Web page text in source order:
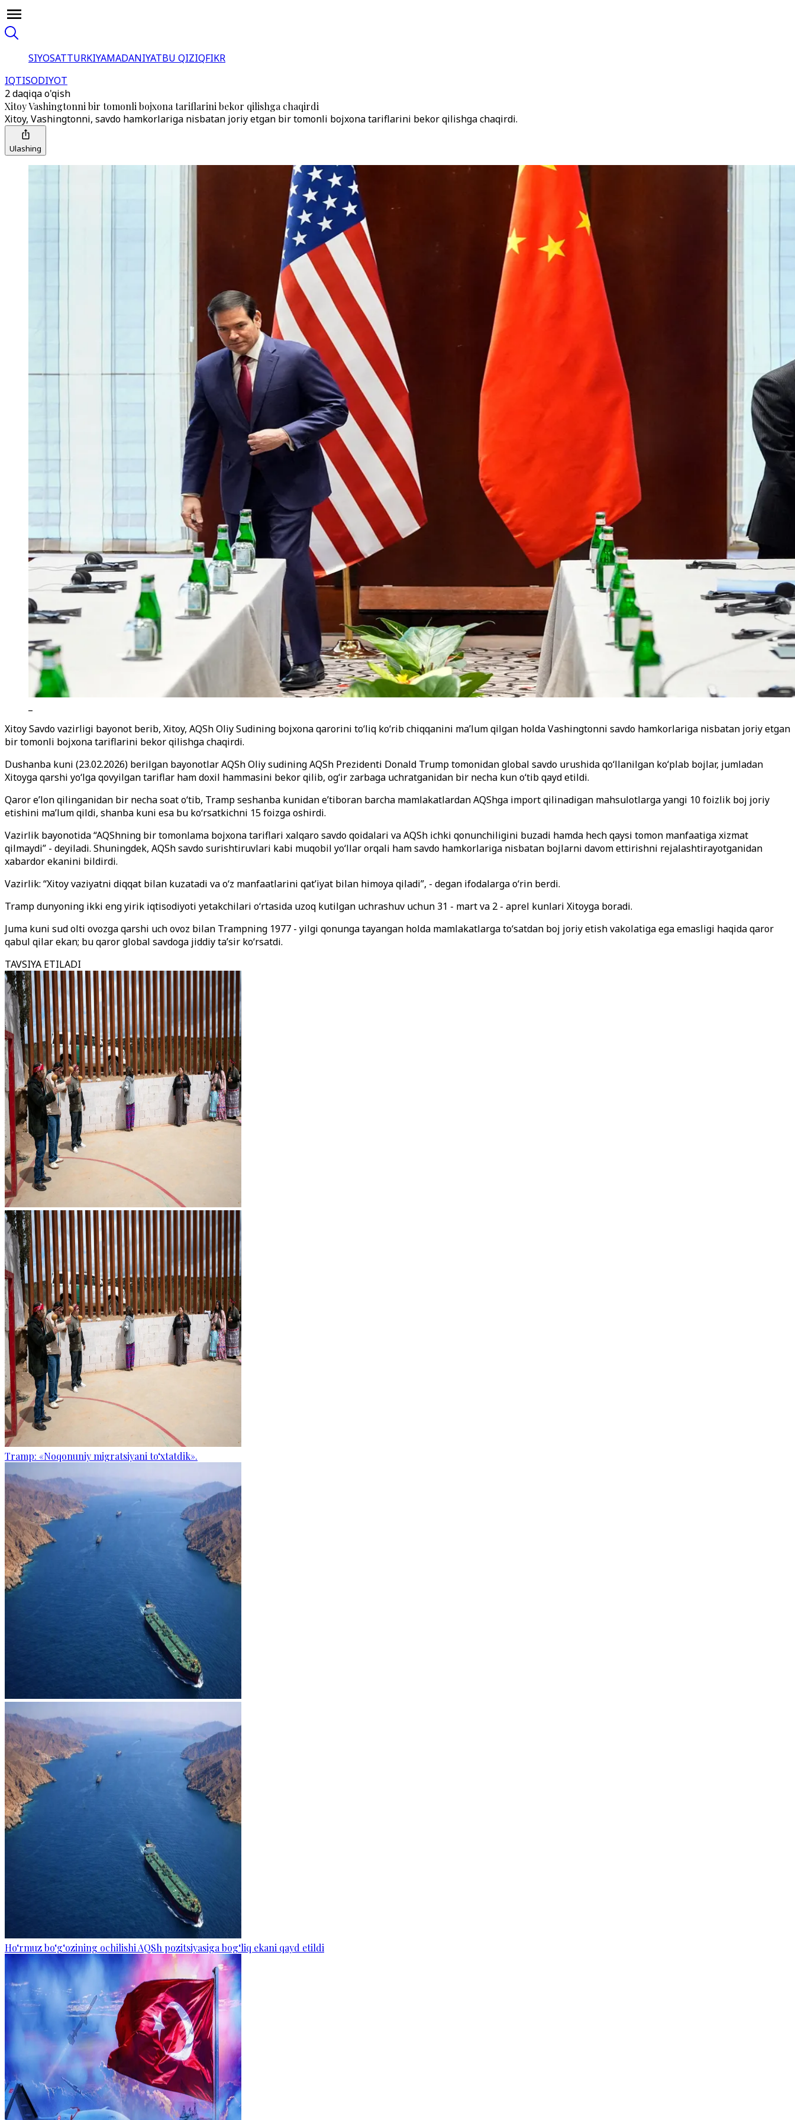
SIYOSATTURKIYAMADANIYATBU QIZIQFIKR
IQTISODIYOT
2 daqiqa o'qish
Xitoy Vashingtonni bir tomonli bojxona tariflarini bekor qilishga chaqirdi
Xitoy, Vashingtonni, savdo hamkorlariga nisbatan joriy etgan bir tomonli bojxona tariflarini bekor qilishga chaqirdi.
Ulashing
Xitoy Savdo vazirligi bayonot berib, Xitoy, AQSh Oliy Sudining bojxona qarorini to‘liq ko‘rib chiqqanini ma’lum qilgan holda Vashingtonni savdo hamkorlariga nisbatan joriy etgan
bir tomonli bojxona tariflarini bekor qilishga chaqirdi.
Dushanba kuni (23.02.2026) berilgan bayonotlar AQSh Oliy sudining AQSh Prezidenti Donald Trump tomonidan global savdo urushida qo‘llanilgan ko‘plab bojlar, jumladan
Xitoyga qarshi yo‘lga qovyilgan tariflar ham doxil hammasini bekor qilib, og‘ir zarbaga uchratganidan bir necha kun o‘tib qayd etildi.
Qaror e’lon qilinganidan bir necha soat o‘tib, Tramp seshanba kunidan e’tiboran barcha mamlakatlardan AQShga import qilinadigan mahsulotlarga yangi 10 foizlik boj joriy
etishini ma’lum qildi, shanba kuni esa bu ko‘rsatkichni 15 foizga oshirdi.
Vazirlik bayonotida “AQShning bir tomonlama bojxona tariflari xalqaro savdo qoidalari va AQSh ichki qonunchiligini buzadi hamda hech qaysi tomon manfaatiga xizmat
qilmaydi” - deyiladi. Shuningdek, AQSh savdo surishtiruvlari kabi muqobil yo‘llar orqali ham savdo hamkorlariga nisbatan bojlarni davom ettirishni rejalashtirayotganidan
xabardor ekanini bildirdi.
Vazirlik: “Xitoy vaziyatni diqqat bilan kuzatadi va o‘z manfaatlarini qat’iyat bilan himoya qiladi”, - degan ifodalarga o‘rin berdi.
Tramp dunyoning ikki eng yirik iqtisodiyoti yetakchilari o‘rtasida uzoq kutilgan uchrashuv uchun 31 - mart va 2 - aprel kunlari Xitoyga boradi.
Juma kuni sud olti ovozga qarshi uch ovoz bilan Trampning 1977 - yilgi qonunga tayangan holda mamlakatlarga to‘satdan boj joriy etish vakolatiga ega emasligi haqida qaror
qabul qilar ekan; bu qaror global savdoga jiddiy ta’sir ko‘rsatdi.
TAVSIYA ETILADI
Tramp: «Noqonuniy migratsiyani to‘xtatdik».
Ho‘rmuz bo‘g‘ozining ochilishi AQSh pozitsiyasiga bog‘liq ekani qayd etildi